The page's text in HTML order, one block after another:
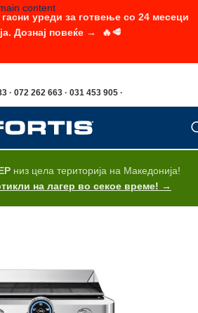
content
· 072 262 663 · 031 453 905 ·
низ цела територија на Македонија!
на лагер во секое време! →
уреди за готвење со 24 месеци
Дознај повеќе → 🔥🥩